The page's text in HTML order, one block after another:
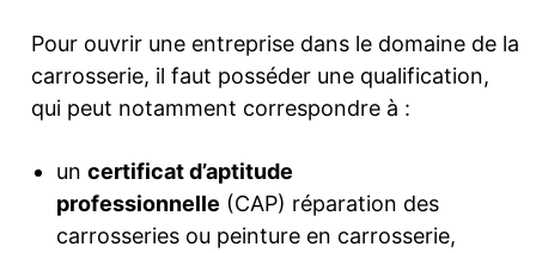
Pour ouvrir une entreprise dans le domaine de la
carrosserie, il faut posséder une qualification,
qui peut notamment correspondre à :
un certificat d’aptitude
professionnelle (CAP) réparation des
carrosseries ou peinture en carrosserie,